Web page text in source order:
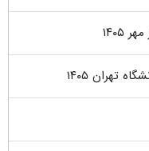
تهران ۱۴۰۵